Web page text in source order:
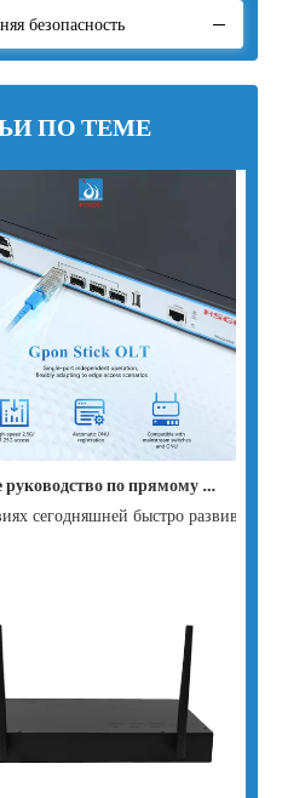
коробка
коробка
безопасность
ПО ТЕМЕ
Полное руководство по прямому переходу на GPON Stick: создание недорогого минималистичного полностью оптического сетевого решения
сегодняшней быстро